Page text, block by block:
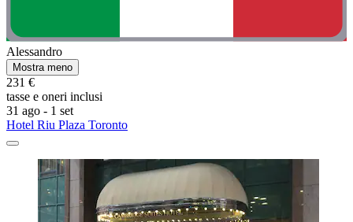
Alessandro
Mostra meno
231 €
tasse e oneri inclusi
31 ago - 1 set
Hotel Riu Plaza Toronto